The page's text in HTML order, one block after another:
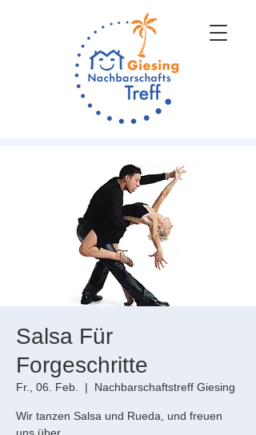
Salsa Für
Forgeschritte
Fr., 06. Feb.
  |
Nachbarschaftstreff Giesing
Wir tanzen Salsa und Rueda, und freuen